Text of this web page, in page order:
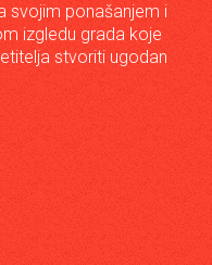
svojim ponašanjem i
izgledu grada koje
stvoriti ugodan